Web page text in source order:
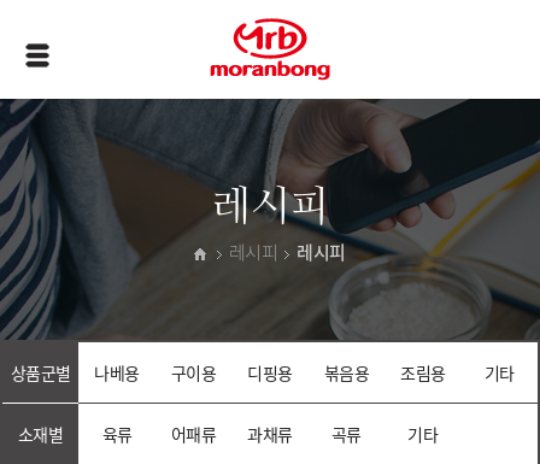
레시피
레시피 레시피
상품군별 나베용 구이용 디핑용 볶음용 조림용 기타
소재별 육류 어패류 과채류 곡류 기타